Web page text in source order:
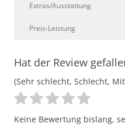
Extras/Ausstattung
Preis-Leistung
Hat der Review
(Sehr schlecht, Schlecht,
Keine Bewertung bislang,